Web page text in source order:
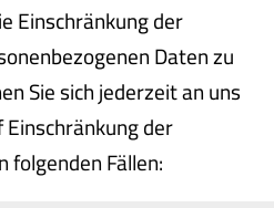
Einschränkung der
Daten zu
Sie sich jederzeit an uns
der
Fällen: